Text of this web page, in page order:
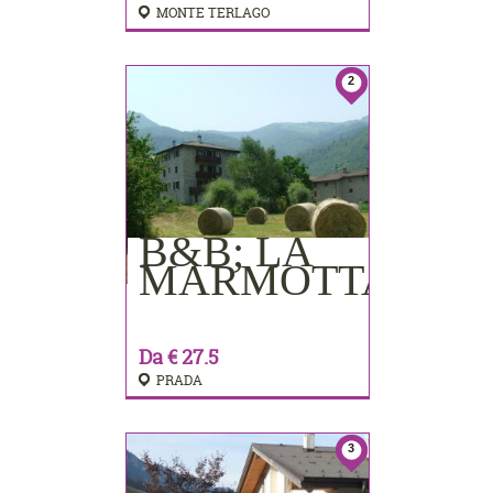
MONTE TERLAGO
2
B&B; LA
MARMOTTA
Da € 27.5
PRADA
PRENOTA
3